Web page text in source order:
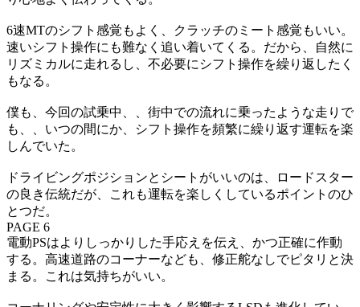
6速MTのシフト感覚もよく、クラッチのミート感覚もいい。
速いシフト操作にも難なく追い着いてくる。だから、自然に
リズミカルに走れるし、不必要にシフト操作を繰り返したく
もなる。
僕も、今回の試乗中、、街中での流れに乗ったような走りで
も、、いつの間にか、シフト操作を頻繁に繰り返す運転を楽
しんでいた。
ドライビングポジションとシートがいいのは、ロードスター
の良き伝統だが、これも運転を楽しくしているポイントのひ
とつだ。
PAGE 6
電動PSはよりしっかりした手応えを伝え、かつ正確に作動
する。高速道路のコーナーなども、修正舵なしでピタリと決
まる。これは気持ちがいい。